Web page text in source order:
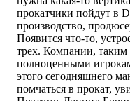
прокатчики пойдут в
производство,
Появится что-то,
трех. Компании, таким
полноценными
этого сегодняшнего
помчаться в прокат,